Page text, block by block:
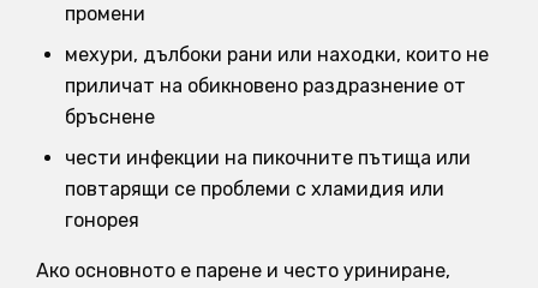
промени
мехури, дълбоки рани или находки, които не
приличат на обикновено раздразнение от
бръснене
чести инфекции на пикочните пътища или
повтарящи се проблеми с хламидия или
гонорея
Ако основното е парене и често уриниране,